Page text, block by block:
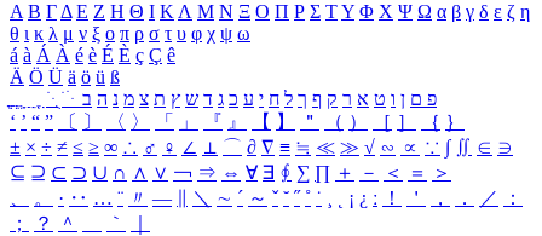
Α Β ΓΔ Ε Ζ Η Θ Ι ΚΛ Μ Ν Ξ Ο Π Ρ Σ ΤΥ Φ Χ Ψ Ω α β γ δ ε ζ η
θ ι κ λ μ ν ξ ο π ρ σ τ υ φ χ ψ ω
á à Á À é è É È ç Ç ê
Ä Ö Ü ä ö ü ß
ִֶֹ ֻּ ׁׂ פ ם ן ו ט א ר ק ף ך ל ח י ע כ ג ד ש ץ ת צ מ נ ה ב
‘ ’ “ ” 〔 〕 〈 〉 「 」 『 』 【 】 ＂ （ ） ［ ］ ｛ ｝
± × ÷ ≠ ≤ ≥ ∞ ∴ ♂ ♀ ∠ ⊥ ⌒ ∂ ∇ ≡ ≒ ≪ ≫ √ ∽ ∝ ∵ ∫ ∬ ∈ ∋
⊆ ⊇ ⊂ ⊃ ∪ ∩ ∧ ∨ ￢ ⇒ ⇔ ∀ ∃ ∮ ∑ ∏ ＋ － ＜ ＝
＞
、
。 · ‥ … ¨ 〃 ― ＼ ∼ ´ ～ ˇ ˘ ˝ ˚ ˙ ¸ ¡ ¿ ː ！ ＇ ， ． ／
：
；
？ ＾ ｀